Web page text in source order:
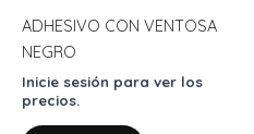
ADHESIVO CON VENTOSA
NEGRO
Inicie sesión para ver los
precios.